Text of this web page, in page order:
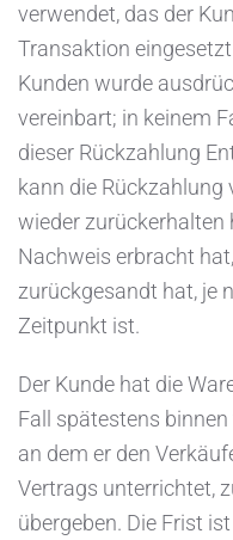
verwendet, das der
Transaktion
Kunden wurde
vereinbart; in keinem
dieser Rückzahlung
kann die Rückzahlung
wieder zurückerhalten
Nachweis erbracht
zurückgesandt hat, je
Zeitpunkt ist.
Der Kunde hat die
Fall spätestens
an dem er den
Vertrags unterrichtet,
übergeben. Die Frist